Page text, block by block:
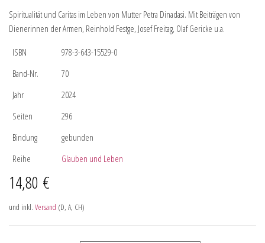
Spiritualität und Caritas im Leben von Mutter Petra Dinadasi. Mit Beiträgen von
Dienerinnen der Armen, Reinhold Festge, Josef Freitag, Olaf Gericke u.a.
ISBN
978-3-643-15529-0
Band-Nr.
70
Jahr
2024
Seiten
296
Bindung
gebunden
Reihe
Glauben und Leben
14,80 €
und inkl. Versand (D, A, CH)